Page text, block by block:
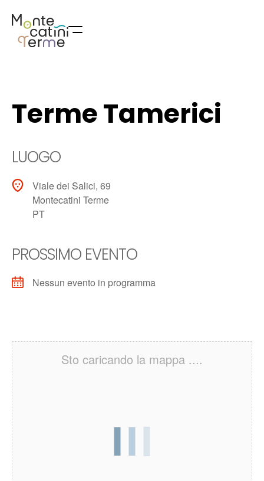
content
Terme Tamerici
LUOGO
Viale dei Salici, 69
Montecatini Terme
PT
PROSSIMO EVENTO
Nessun evento in programma
Sto caricando la mappa ....